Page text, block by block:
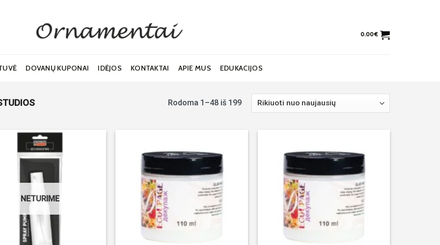
0.00€
DOVANŲ KUPONAI IDĖJOS KONTAKTAI APIE MUS EDUKACIJOS
Rodoma 1–48 iš 199
NETURIME